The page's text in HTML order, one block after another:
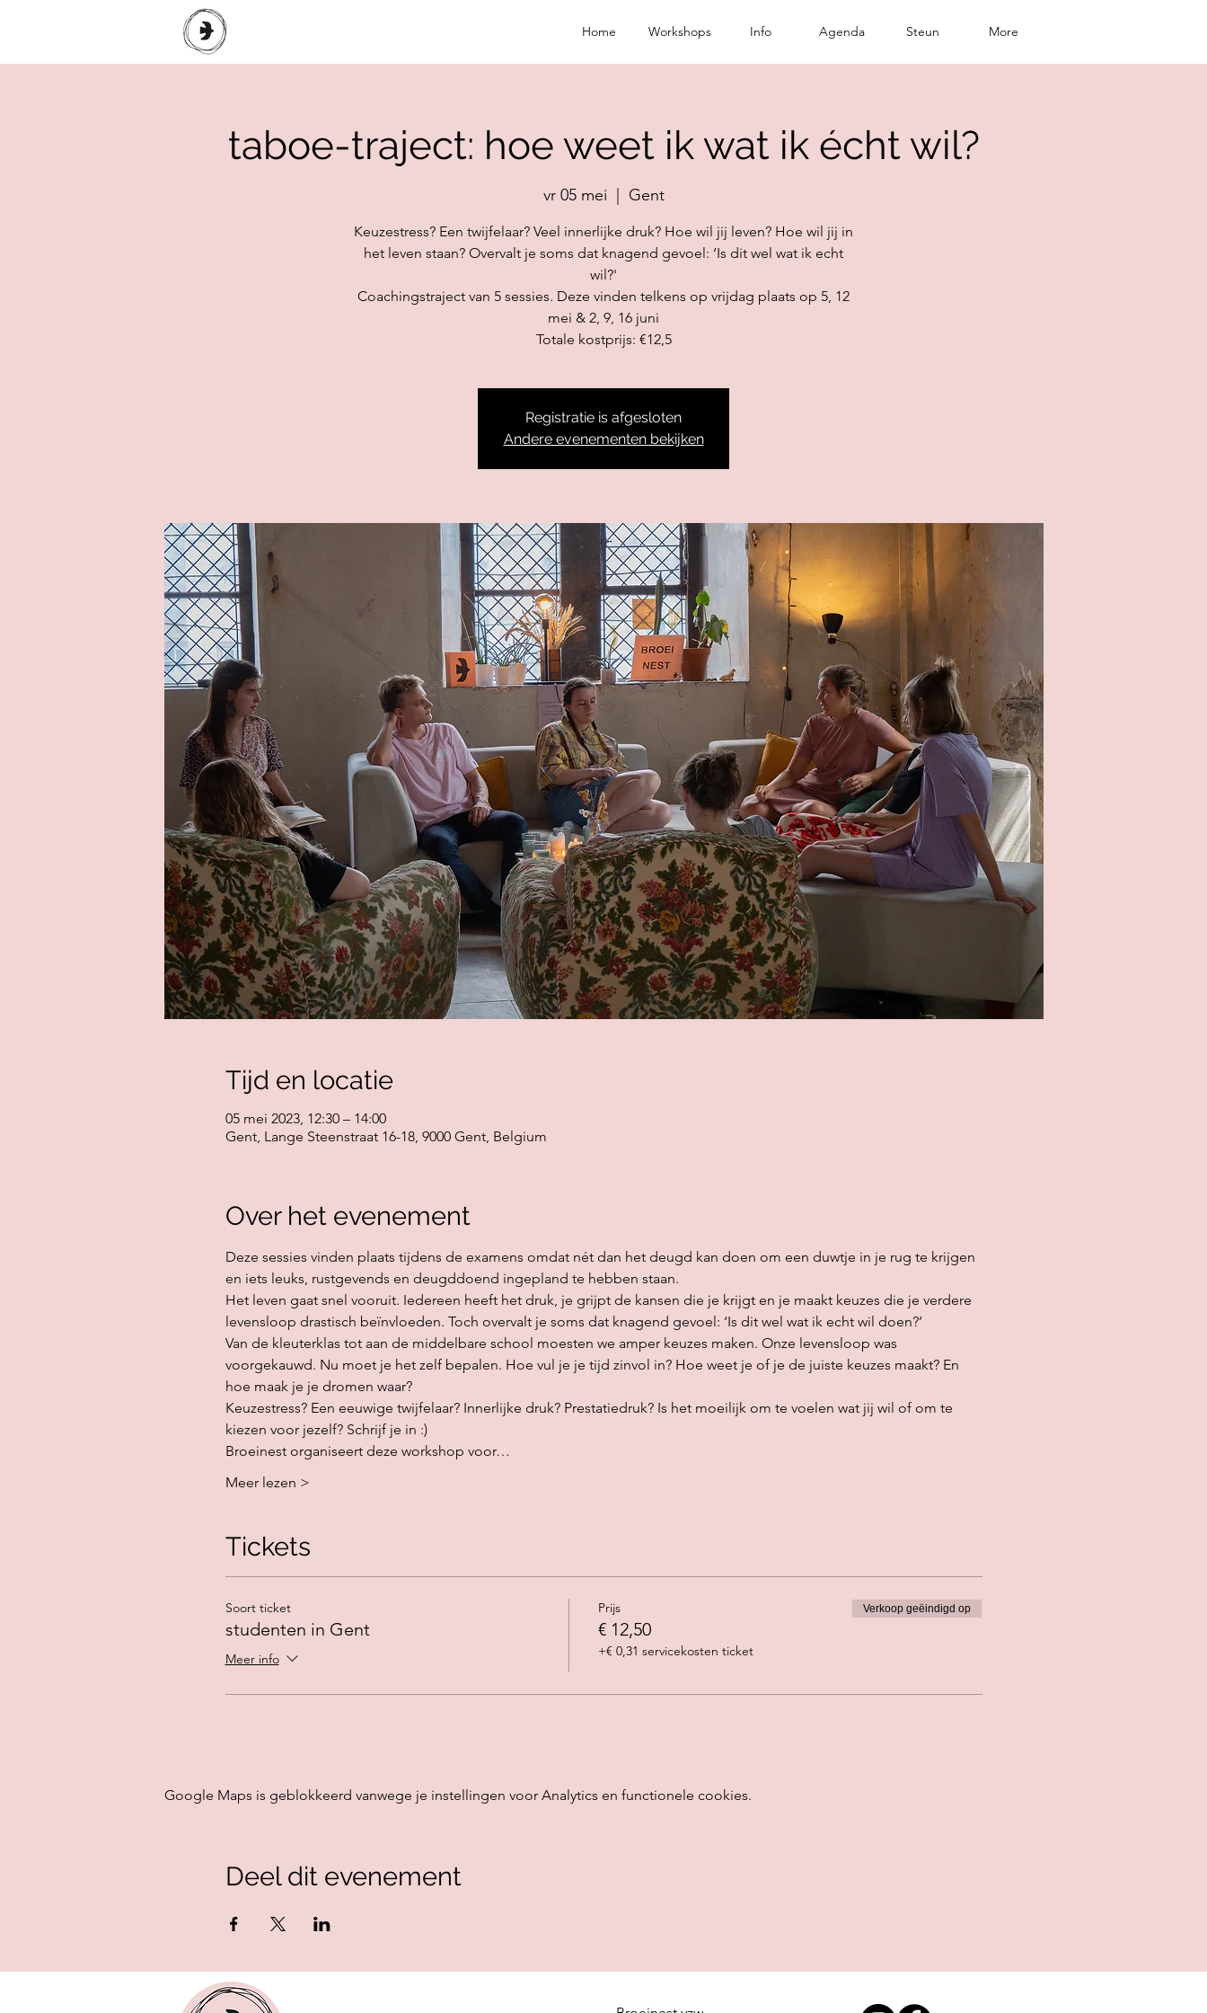
Home Workshops Info Agenda Steun More
taboe-traject: hoe weet ik wat ik écht wil?
vr 05 mei
  |
Gent
Keuzestress? Een twijfelaar? Veel innerlijke druk? Hoe wil jij leven? Hoe wil jij in
het leven staan? Overvalt je soms dat knagend gevoel: ‘Is dit wel wat ik echt
wil?'
Coachingstraject van 5 sessies. Deze vinden telkens op vrijdag plaats op 5, 12
mei & 2, 9, 16 juni
Totale kostprijs: €12,5
Registratie is afgesloten
Andere evenementen bekijken
Tijd en locatie
05 mei 2023, 12:30 – 14:00
Gent, Lange Steenstraat 16-18, 9000 Gent, Belgium
Over het evenement
Deze sessies vinden plaats tijdens de examens omdat nét dan het deugd kan doen om een duwtje in je rug te krijgen
en iets leuks, rustgevends en deugddoend ingepland te hebben staan.
Het leven gaat snel vooruit. Iedereen heeft het druk, je grijpt de kansen die je krijgt en je maakt keuzes die je verdere
levensloop drastisch beïnvloeden. Toch overvalt je soms dat knagend gevoel: ‘Is dit wel wat ik echt wil doen?’
Van de kleuterklas tot aan de middelbare school moesten we amper keuzes maken. Onze levensloop was
voorgekauwd. Nu moet je het zelf bepalen. Hoe vul je je tijd zinvol in? Hoe weet je of je de juiste keuzes maakt? En
hoe maak je je dromen waar?
Keuzestress? Een eeuwige twijfelaar? Innerlijke druk? Prestatiedruk? Is het moeilijk om te voelen wat jij wil of om te
kiezen voor jezelf? Schrijf je in :)
Broeinest organiseert deze workshop voor…
Meer lezen >
Tickets
Soort ticket
studenten in Gent
Meer info
Prijs
€ 12,50
+€ 0,31 servicekosten ticket
Verkoop geëindigd op
Google Maps is geblokkeerd vanwege je instellingen voor Analytics en functionele cookies.
Deel dit evenement